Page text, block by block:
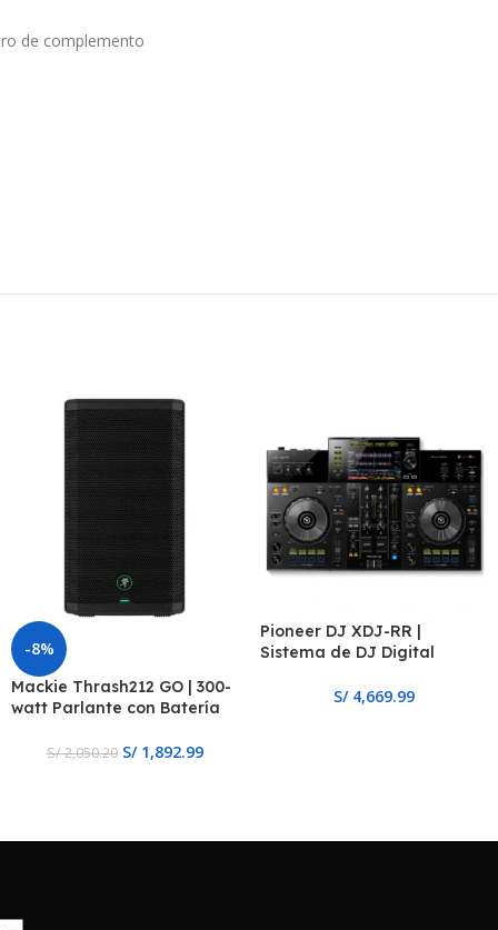
de complemento
-8%
Mackie Thrash212 GO | 300-
watt Parlante con Batería
S/2,050.20 S/1,892.99
Pioneer DJ XDJ-RR |
Sistema de DJ Digital
S/4,669.99